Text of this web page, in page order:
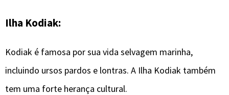
Ilha Kodiak:
Kodiak é famosa por sua vida selvagem marinha,
incluindo ursos pardos e lontras. A Ilha Kodiak também
tem uma forte herança cultural.